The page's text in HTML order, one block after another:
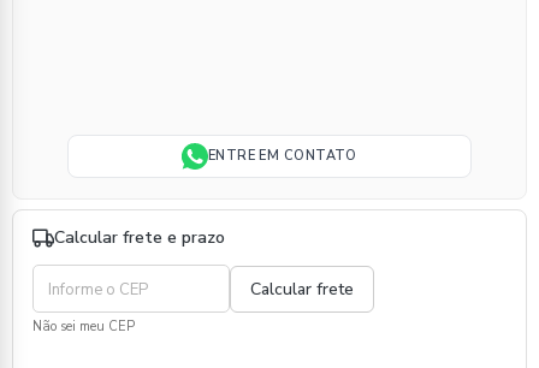
ENTRE EM CONTATO
Calcular frete e prazo
Não sei meu CEP